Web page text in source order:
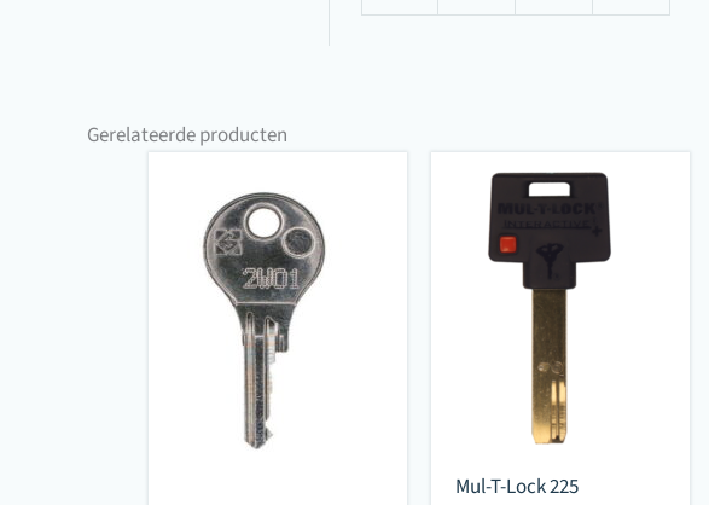
Gerelateerde producten
Mul-T-Lock 225